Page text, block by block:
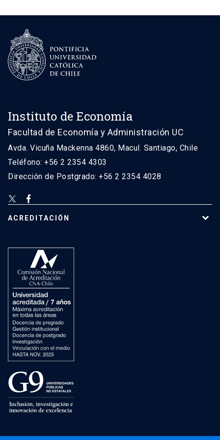
Instituto de Economía
Facultad de Economía y Administración UC
Avda. Vicuña Mackenna 4860, Macul. Santiago, Chile
Teléfono: +56 2 2354 4303
Dirección de Postgrado: +56 2 2354 4028
ACREDITACIÓN